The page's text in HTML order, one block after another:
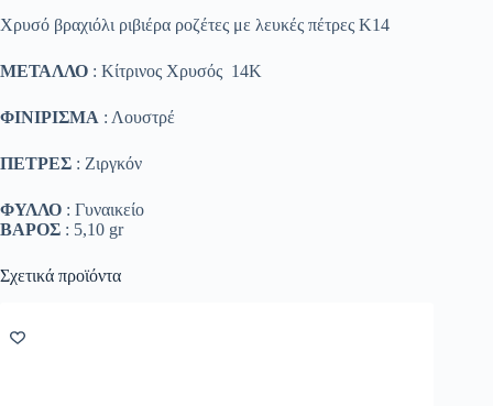
Χρυσό βραχιόλι ριβιέρα ροζέτες με λευκές πέτρες Κ14
ΜΕΤΑΛΛΟ : Κίτρινος Χρυσός 14K
ΦΙΝΙΡΙΣΜΑ : Λουστρέ
ΠΕΤΡΕΣ : Ζιργκόν
ΦΥΛΛΟ : Γυναικείο
ΒΑΡΟΣ : 5,10 gr
Σχετικά προϊόντα